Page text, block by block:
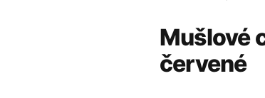
Mušlové
červené